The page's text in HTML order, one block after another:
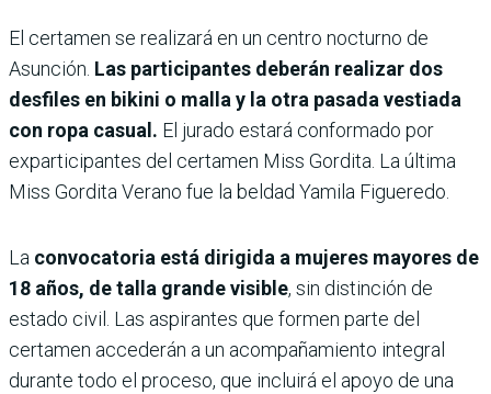
El certamen se realizará en un centro nocturno de
Asunción. Las participantes deberán realizar dos
desfiles en bikini o malla y la otra pasada vestiada
con ropa casual. El jurado estará conformado por
exparticipantes del certamen Miss Gordita. La última
Miss Gordita Verano fue la beldad Yamila Figueredo.
La convocatoria está dirigida a mujeres mayores de
18 años, de talla grande visible, sin distinción de
estado civil. Las aspirantes que formen parte del
certamen accederán a un acompañamiento integral
durante todo el proceso, que incluirá el apoyo de una